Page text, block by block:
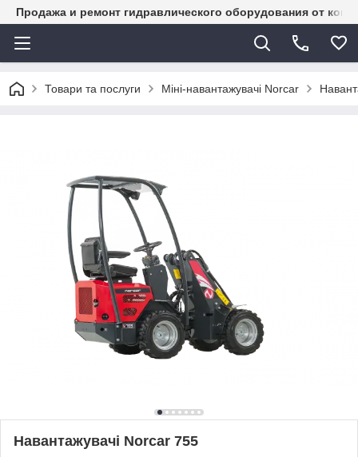
Продажа и ремонт гидравлического оборудования от
Товари та послуги Міні-навантажувачі Norcar
Навантажувачі Norcar 755